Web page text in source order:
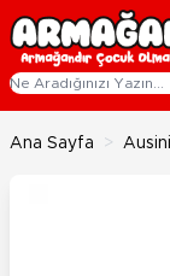
İçeriğe geç
Ana Sayfa >